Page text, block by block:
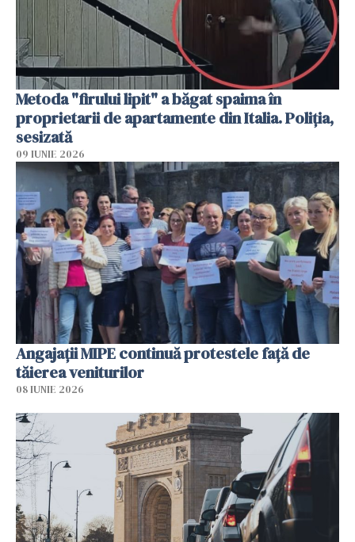
Metoda "firului lipit" a băgat spaima în
proprietarii de apartamente din Italia. Poliția,
sesizată
09 IUNIE 2026
Angajaţii MIPE continuă protestele faţă de
tăierea veniturilor
08 IUNIE 2026